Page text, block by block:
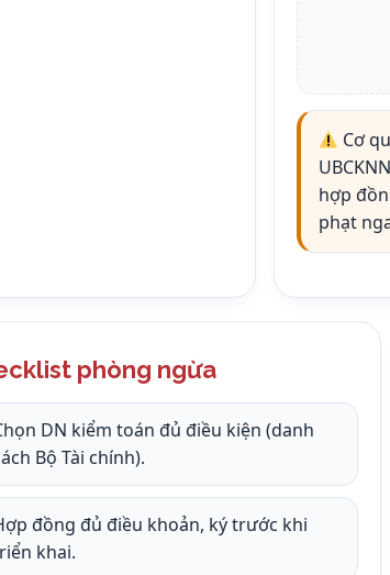
Cơ
hợp
phạt
phòng ngừa
DN kiểm toán đủ điều kiện (danh
Bộ Tài chính).
đồng đủ điều khoản, ký trước khi
khai.